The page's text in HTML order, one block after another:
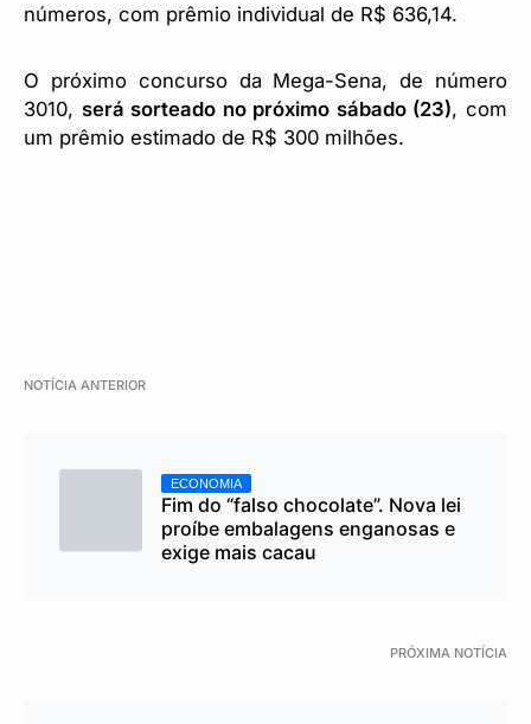
números, com prêmio individual de R$ 636,14.
O próximo concurso da Mega-Sena, de número
3010, será sorteado no próximo sábado (23), com
um prêmio estimado de R$ 300 milhões.
NOTÍCIA ANTERIOR
ECONOMIA
Fim do “falso chocolate”. Nova lei
proíbe embalagens enganosas e
exige mais cacau
PRÓXIMA NOTÍCIA